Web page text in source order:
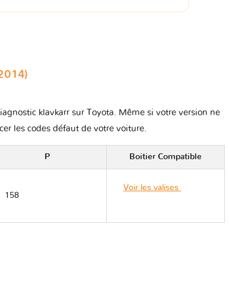
klavkarr sur Toyota. Même si votre version ne
les codes défaut de votre voiture.
P Boitier Compatible
158
Voir les valises